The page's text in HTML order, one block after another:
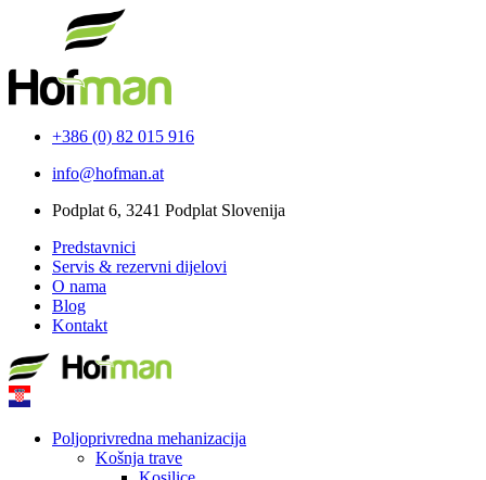
+386 (0) 82 015 916
info@hofman.at
Podplat 6, 3241 Podplat Slovenija
Predstavnici
Servis & rezervni dijelovi
O nama
Blog
Kontakt
Poljoprivredna mehanizacija
Košnja trave